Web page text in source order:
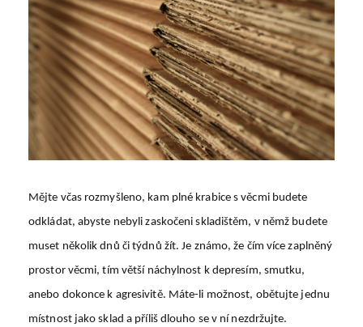
Mějte včas rozmyšleno, kam plné krabice s věcmi budete
odkládat, abyste nebyli zaskočeni skladištěm, v němž budete
muset několik dnů či týdnů žít. Je známo, že čím více zaplněný
prostor věcmi, tím větší náchylnost k depresím, smutku,
anebo dokonce k agresivitě. Máte-li možnost, obětujte jednu
místnost jako sklad a příliš dlouho se v ní nezdržujte.